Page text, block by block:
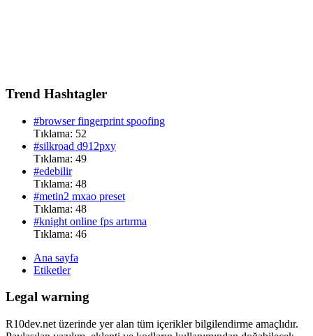
Trend Hashtagler
#browser fingerprint spoofing
Tıklama: 52
#silkroad d912pxy
Tıklama: 49
#edebilir
Tıklama: 48
#metin2 mxao preset
Tıklama: 48
#knight online fps artırma
Tıklama: 46
Ana sayfa
Etiketler
Legal warning
R10dev.net üzerinde yer alan tüm içerikler bilgilendirme amaçlıdır.